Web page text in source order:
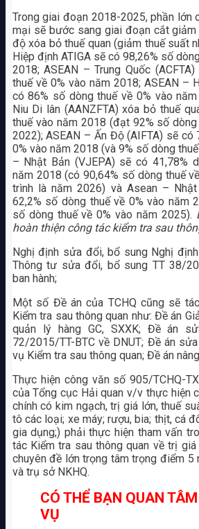
Trong giai đoạn 2018-2025, phần lớn
mại sẽ bước sang giai đoạn cắt
độ xóa bỏ thuế quan (giảm thuế suất
Hiệp định ATIGA sẽ có 98,26% số
2018; ASEAN – Trung Quốc
thuế về 0% vào năm 2018; ASEAN –
có 86% số dòng thuế về 0% vào
Niu Di lân (AANZFTA) xóa bỏ thuế
thuế vào năm 2018 (đạt 92% số
2022); ASEAN – Ấn Độ (AIFTA) sẽ có
0% vào năm 2018 (và 9% số dòng
– Nhật Bản (VJEPA) sẽ có 41,78%
năm 2018 (có 90,64% số dòng thuế
trình là năm 2026) và Asean –
62,2% số dòng thuế về 0% vào năm
số dòng thuế về 0% vào năm 2025).
hoàn thiện công tác kiểm tra sau
Nghị định sửa đổi, bổ sung Nghị
Thông tư sửa đổi, bổ sung TT 38/
ban hành;
Một số Đề án của TCHQ cũng sẽ
Kiểm tra sau thông quan như: Đề án
quản lý hàng GC, SXXK; Đề án
72/2015/TT-BTC về DNUT; Đề án
vụ Kiểm tra sau thông quan; Đề án
Thực hiện công văn số 905/TCHQ-
của Tổng cục Hải quan v/v thực hiện
chính có kim ngạch, trị giá lớn, thuế
tô các loại; xe máy; rượu, bia; thịt, cá
gia dụng;) phải thực hiện tham vấn
tác Kiểm tra sau thông quan về trị
chuyên đề lớn trọng tâm trọng điểm 5
và trụ sở NKHQ.
CÓ THỂ BẠN QUAN
VỤ